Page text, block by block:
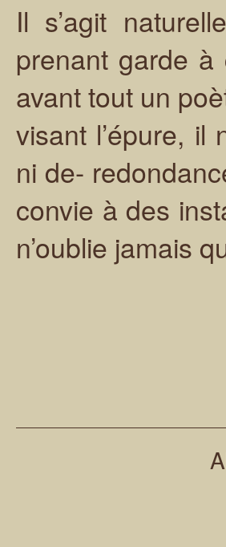
Il s’agit
prenant garde à
avant tout un
visant l’épure, il
ni de-
convie à des
n’oublie jamais